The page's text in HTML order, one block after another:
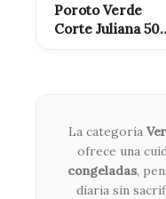
Poroto Verde
Corte Juliana
La categoría
ofrece una
congeladas,
diaria sin